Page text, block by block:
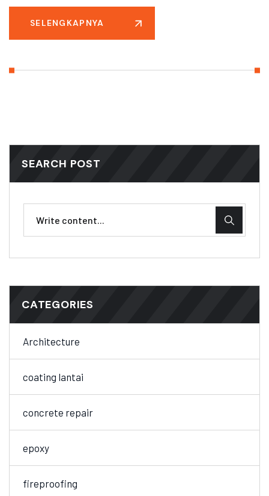
SELENGKAPNYA
SEARCH POST
CATEGORIES
Architecture
coating lantai
concrete repair
epoxy
fireproofing